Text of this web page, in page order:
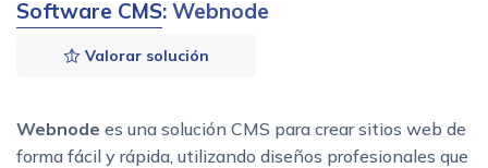
Software CMS: Webnode
Valorar solución
Webnode es una solución CMS para crear sitios web de
forma fácil y rápida, utilizando diseños profesionales que